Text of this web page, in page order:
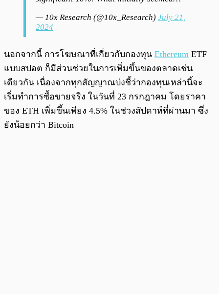
— 10x Research (@10x_Research) July 21,
2024
นอกจากนี้ การโฆษณาที่เกี่ยวกับกองทุน Ethereum ETF
แบบสปอต ก็มีส่วนช่วยในการเพิ่มขึ้นของตลาดเช่น
เดียวกัน เนื่องจากทุกสัญญาณบ่งชี้ว่ากองทุนเหล่านี้จะ
เริ่มทำการซื้อขายจริง ในวันที่ 23 กรกฎาคม โดยราคา
ของ ETH เพิ่มขึ้นเพียง 4.5% ในช่วงสัปดาห์ที่ผ่านมา ซึ่ง
ยังน้อยกว่า Bitcoin